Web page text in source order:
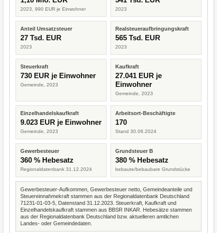
2023, 990 EUR je Einwohner 2023
Anteil Umsatzsteuer
27 Tsd. EUR
2023
Realsteueraufbringungskraft
565 Tsd. EUR
2023
Steuerkraft
730 EUR je Einwohner
Gemeinde, 2023
Kaufkraft
27.041 EUR je
Einwohner
Gemeinde, 2023
Einzelhandelskaufkraft
9.023 EUR je Einwohner
Gemeinde, 2023
Arbeitsort-Beschäftigte
170
Stand 30.06.2024
Gewerbesteuer
360 % Hebesatz
Regionaldatenbank 31.12.2024
Grundsteuer B
380 % Hebesatz
bebaute/bebaubare Grundstücke
Gewerbesteuer-Aufkommen, Gewerbesteuer netto, Gemeindeanteile und
Steuereinnahmekraft stammen aus der Regionaldatenbank Deutschland
71231-01-03-5, Datenstand 31.12.2023. Steuerkraft, Kaufkraft und
Einzelhandelskaufkraft stammen aus BBSR INKAR. Hebesätze stammen
aus der Regionaldatenbank Deutschland bzw. aktuelleren amtlichen
Landes- oder Gemeindedaten.